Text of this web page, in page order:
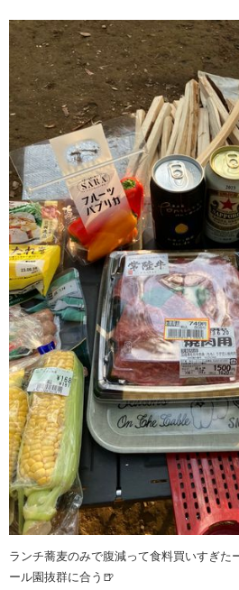
ランチ蕎麦のみで腹減って食料買いすぎた
ール園抜群に合う🍺